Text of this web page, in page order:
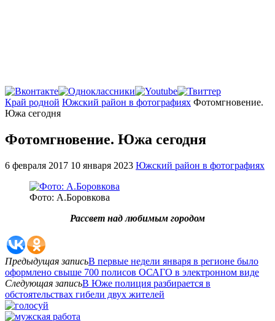
Главная
Край родной Южский район в фотографиях Фотомгновение.
Южа сегодня
Фотомгновение. Южа сегодня
6 февраля 2017 10 января 2023 Южский район в фотографиях
Фото: А.Боровкова
Рассвет над любимым городом
Предыдущая записьВ первые недели января в регионе было
оформлено свыше 700 полисов ОСАГО в электронном виде
Следующая записьВ Юже полиция разбирается в
обстоятельствах гибели двух жителей